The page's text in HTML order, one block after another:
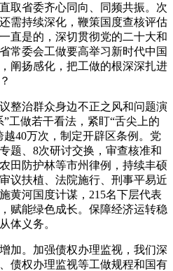
取省委齐心同向、同频共振。次
需持续深化，鞭策国度查核评估
直是的，深切贯彻党的二十大和
常委会工做要高举习新时代中国
阐扬感化，把工做的根深深扎进
治群众身边不正之风和问题演
工做若干看法，紧盯“舌尖上的
40万次，制定开辟区条例。党
题、8次研讨交换，审查核准和
田防护林等市州律例，持续丰硕
议扶植、法院施行、刑事平易近
黄河国度计谋，215名下层代表
赋能绿色成长。保障经济运转稳
体义务。
。加强债权办理监视，我们深
债权办理监视等工做规程和国有